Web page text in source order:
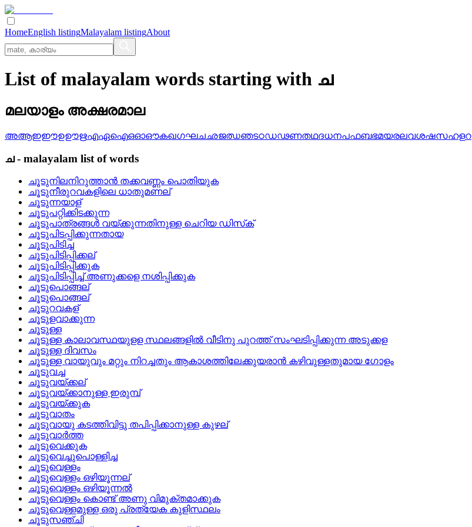
HomeEnglish listingMalayalam listingAbout
List of malayalam words starting with ച
മലയാളം അക്ഷരമാല
അആഇഈഉഊഋഎഏഐഒഓഔകഖഗഘചഛജഝഞടഠഡഢണതഥദധനപഫബഭമയരലവശഷസഹളറ
ച- malayalam list of words
ചൂടുനിലനിറുത്താന്‍ തക്കവണ്ണം പൊതിയുക
ചൂടുനീരുറവകളിലെ ധാതുമണല്
ചൂടുന്നയാള്
ചൂടുപറ്റിക്കിടക്കുന്ന
ചൂടുപാത്രങ്ങള്‍ വയ്‌ക്കുന്നതിനുള്ള ചെറിയ ഡിസ്‌ക്
ചൂടുപിടപ്പിക്കുന്നതായ
ചൂടുപിടിച്ച
ചൂടുപിടിപ്പിക്കല്
ചൂടുപിടിപ്പിക്കുക
ചൂടുപിടിപ്പിച്ച് അണുക്കളെ നശിപ്പിക്കുക
ചൂടുപൊങ്ങല്
ചൂടുപൊങ്ങല്
ചൂടുറവകള്
ചൂടുളവാക്കുന്ന
ചൂടുള്ള
ചൂടുള്ള കാലാവസ്ഥയുളള സ്ഥലങ്ങളില്‍ വീടിനു പുറത്ത്‌ സംഘടിപ്പിക്കുന്ന അടുക്കള
ചൂടുള്ള ദിവസം
ചൂടുള്ള വായുവും മറ്റും നിറച്ചതും ആകാശത്തിലേക്കുയരാന്‍ കഴിവുള്ളതുമായ ഗോളം
ചൂടുവച്ച
ചൂടുവയ്‌ക്കല്
ചൂടുവയ്‌ക്കാനുള്ള ഇരുമ്പ്
ചൂടുവയ്‌ക്കുക
ചൂടുവാതം
ചൂടുവായു കടത്തിവിട്ടു തപിപ്പിക്കാനുള്ള കുഴല്
ചൂടുവാര്‍ത്ത
ചൂടുവെക്കുക
ചൂടുവെച്ചുപൊള്ളിച്ച
ചൂടുവെള്ളം
ചൂടുവെള്ളം ഒഴിയൂന്നല്
ചൂടുവെള്ളം ഒഴിയൂന്നല്‍
ചൂടുവെള്ളം കൊണ്ട്‌ അണു വിമുക്തമാക്കുക
ചൂടുവെള്ളമുള്ള ഒരു പ്രത്യേക കുളിസ്ഥലം
ചൂടുസഞ്ചി